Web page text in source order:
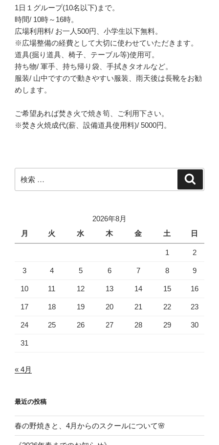
1日１グループ(10名以下)まで。
時間/ 10時～16時。
広場利用料/ お一人500円、小学生以下無料。
※広場整備の経費として大切に使わせていただきます。
道具(掘り道具、椅子、テーブル等)使用可。
持ち物/ 軍手、持ち帰り袋、手拭きタオルなど。
服装/ 山中ですので動きやすい服装、雨天後は長靴をお勧
めします。
ご希望あれば焚き火で焼き筍、ご利用下さい。
※焚き火焼成代(薪、設備道具使用料)/ 5000円。
索:
2026年8月
月
火 水 木 金 土 日
1 2
3 4 5 6 7 8 9
10 11 12 13 14 15 16
17 18 19 20 21 22 23
24 25 26 27 28 29 30
31
« 4月
最近の投稿
春の野焼きと、4月からのスクールについて🌸